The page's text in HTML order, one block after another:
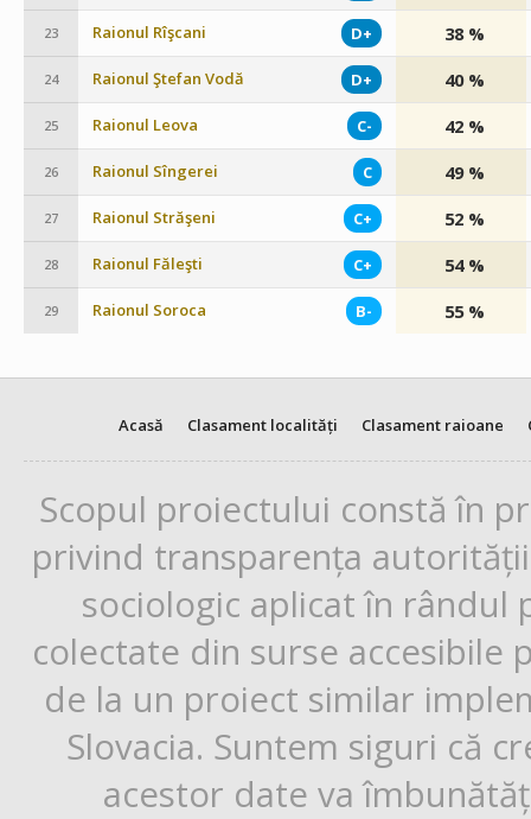
23 Raionul Rîşcani D+ 38 %
24 Raionul Ştefan Vodă D+ 40 %
25 Raionul Leova C- 42 %
26 Raionul Sîngerei C 49 %
27 Raionul Străşeni C+ 52 %
28 Raionul Făleşti C+ 54 %
29 Raionul Soroca B- 55 %
Acasă Clasament localități Clasament raioane
Scopul proiectului constă în
privind transparența
sociologic aplicat în rândul
colectate din surse
de la un proiect similar
Slovacia. Suntem siguri că
acestor date va